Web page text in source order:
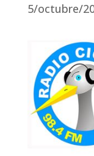
5/octubre/